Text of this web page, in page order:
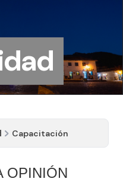
Capacitación
OPINIÓN